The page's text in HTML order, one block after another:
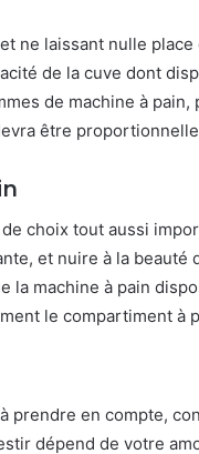
ne laissant nulle place
de la cuve dont
de machine à
être
choix tout aussi
et nuire à la beauté
machine à pain
le compartiment à
prendre en compte,
dépend de votre